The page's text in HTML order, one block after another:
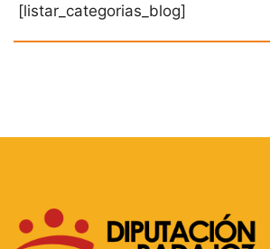
[listar_categorias_blog]